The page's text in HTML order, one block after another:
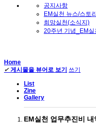
공지사항
EM실천 뉴스/스토리
희망실천(소식지)
20주년 기념_EM실
Home
✔ 게시물을 뷰어로 보기
쓰기
List
Zine
Gallery
EM실천 업무추진비